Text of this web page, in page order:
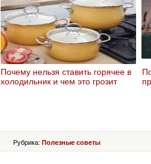
Почему нельзя ставить горячее в
холодильник и чем это грозит
Рубрика: Полезные советы